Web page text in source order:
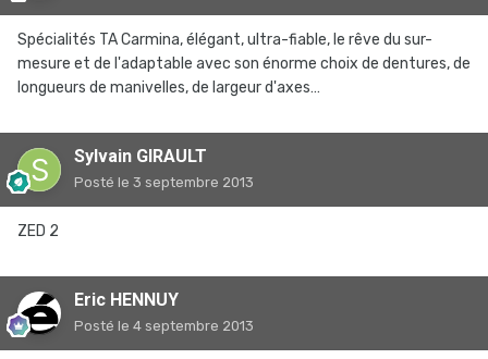
Spécialités TA Carmina, élégant, ultra-fiable, le rêve du sur-
mesure et de l'adaptable avec son énorme choix de dentures, de
longueurs de manivelles, de largeur d'axes…
Sylvain GIRAULT
Posté le 3 septembre 2013
ZED 2
Eric HENNUY
Posté le 4 septembre 2013